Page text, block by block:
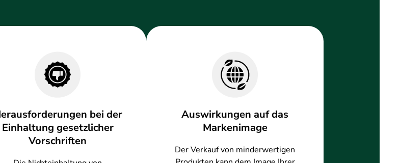
bei der
Einhaltung gesetzlicher
Vorschriften
Auswirkungen auf das
Markenimage
Der Verkauf von minderwertigen